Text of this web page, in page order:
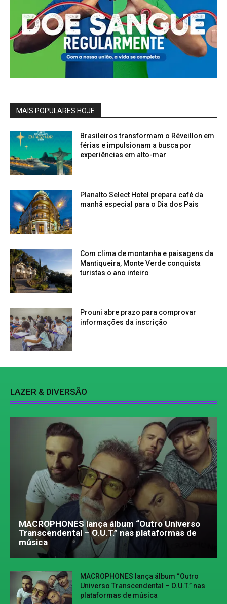
MAIS POPULARES HOJE
Brasileiros transformam o Réveillon em
férias e impulsionam a busca por
experiências em alto-mar
Planalto Select Hotel prepara café da
manhã especial para o Dia dos Pais
Com clima de montanha e paisagens da
Mantiqueira, Monte Verde conquista
turistas o ano inteiro
Prouni abre prazo para comprovar
informações da inscrição
LAZER & DIVERSÃO
MACROPHONES lança álbum “Outro Universo
Transcendental – O.U.T.” nas plataformas de
música
MACROPHONES lança álbum “Outro
Universo Transcendental – O.U.T.” nas
plataformas de música